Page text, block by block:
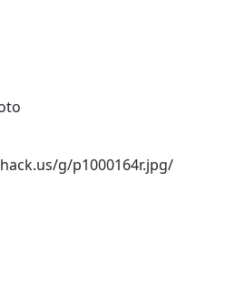
g/p1000164r.jpg/